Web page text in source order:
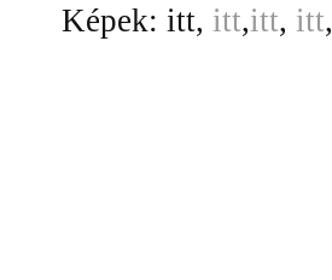
Képek: itt, itt,itt, itt,